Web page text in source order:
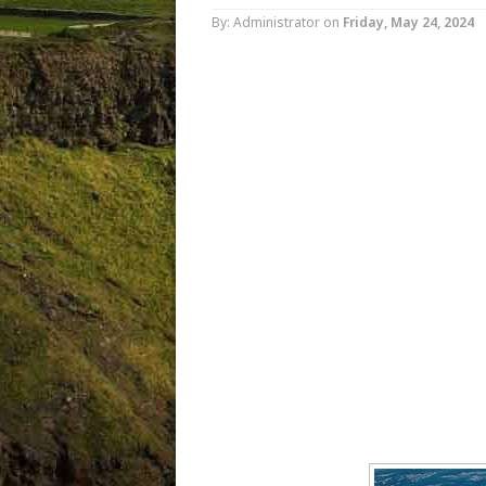
By: Administrator on Friday, May 24, 2024